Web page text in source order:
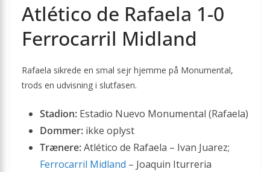
Atlético de Rafaela 1-0
Ferrocarril Midland
Rafaela sikrede en smal sejr hjemme på Monumental,
trods en udvisning i slutfasen.
Stadion: Estadio Nuevo Monumental (Rafaela)
Dommer: ikke oplyst
Trænere:Atlético de Rafaela – Ivan Juarez;
Ferrocarril Midland – Joaquin Iturreria